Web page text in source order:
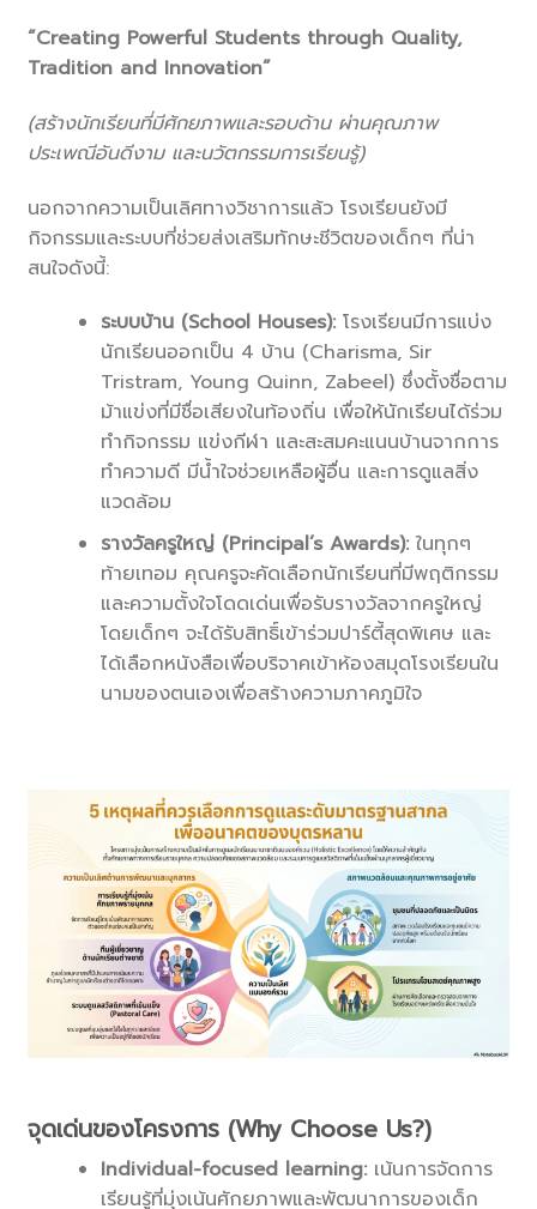
“Creating Powerful Students through Quality,
Tradition and Innovation”
(สร้างนักเรียนที่มีศักยภาพและรอบด้าน ผ่านคุณภาพ
ประเพณีอันดีงาม และนวัตกรรมการเรียนรู้)
นอกจากความเป็นเลิศทางวิชาการแล้ว โรงเรียนยังมี
กิจกรรมและระบบที่ช่วยส่งเสริมทักษะชีวิตของเด็กๆ ที่น่า
สนใจดังนี้:
ระบบบ้าน (School Houses):โรงเรียนมีการแบ่ง
นักเรียนออกเป็น 4 บ้าน (Charisma, Sir
Tristram, Young Quinn, Zabeel) ซึ่งตั้งชื่อตาม
ม้าแข่งที่มีชื่อเสียงในท้องถิ่น เพื่อให้นักเรียนได้ร่วม
ทำกิจกรรม แข่งกีฬา และสะสมคะแนนบ้านจากการ
ทำความดี มีน้ำใจช่วยเหลือผู้อื่น และการดูแลสิ่ง
แวดล้อม
รางวัลครูใหญ่ (Principal’s Awards):ในทุกๆ
ท้ายเทอม คุณครูจะคัดเลือกนักเรียนที่มีพฤติกรรม
และความตั้งใจโดดเด่นเพื่อรับรางวัลจากครูใหญ่
โดยเด็กๆ จะได้รับสิทธิ์เข้าร่วมปาร์ตี้สุดพิเศษ และ
ได้เลือกหนังสือเพื่อบริจาคเข้าห้องสมุดโรงเรียนใน
นามของตนเองเพื่อสร้างความภาคภูมิใจ
จุดเด่นของโครงการ (Why Choose Us?)
Individual-focused learning:เน้นการจัดการ
เรียนรู้ที่มุ่งเน้นศักยภาพและพัฒนาการของเด็ก